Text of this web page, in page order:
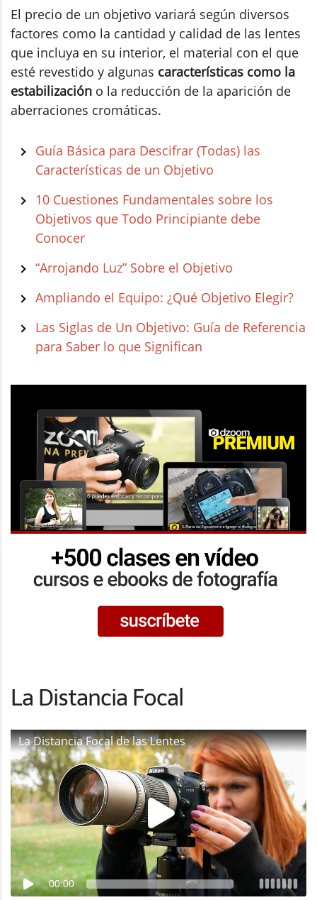
El precio de un objetivo variará según diversos
factores como la cantidad y calidad de las lentes
que incluya en su interior, el material con el que
esté revestido y algunas características como la
estabilización o la reducción de la aparición de
aberraciones cromáticas.
Guía Básica para Descifrar (Todas) las
Características de un Objetivo
10 Cuestiones Fundamentales sobre los
Objetivos que Todo Principiante debe
Conocer
“Arrojando Luz” Sobre el Objetivo
Ampliando el Equipo: ¿Qué Objetivo Elegir?
Las Siglas de Un Objetivo: Guía de Referencia
para Saber lo que Significan
La Distancia Focal
La Distancia Focal de las Lentes
00:00